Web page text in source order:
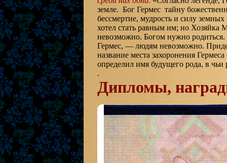
земле. Бог Гермес тайну
бессмертие, мудрость и силу
хотел стать равным им; но Хозяйка
невозможно. Богом нужно
Гермес, — людям невозможно.
название места захоронения
определил имя будущего рода, в
.
Дипломы,